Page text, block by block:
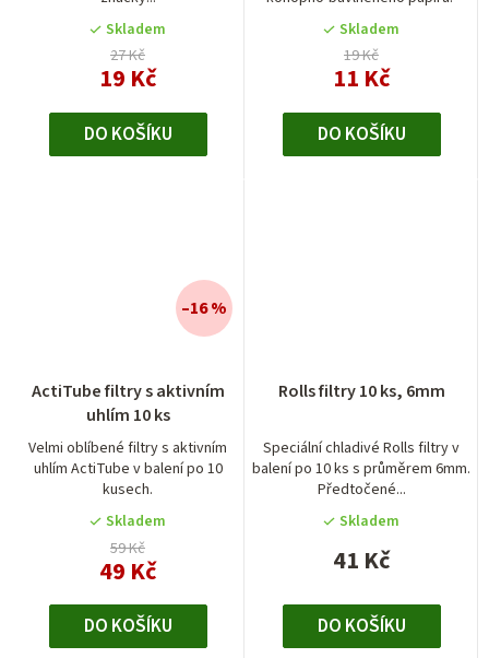
Skladem
27 Kč
19 Kč
DO KOŠÍKU
Skladem
19 Kč
11 Kč
DO KOŠÍKU
ActiTube filtry s aktivním
uhlím 10 ks
Velmi oblíbené filtry s aktivním
uhlím ActiTube v balení po 10
kusech.
Skladem
59 Kč
49 Kč
–16 %
DO KOŠÍKU
Rolls filtry 10 ks, 6mm
Speciální chladivé Rolls filtry v
balení po 10 ks s průměrem 6mm.
Předtočené...
Skladem
41 Kč
DO KOŠÍKU